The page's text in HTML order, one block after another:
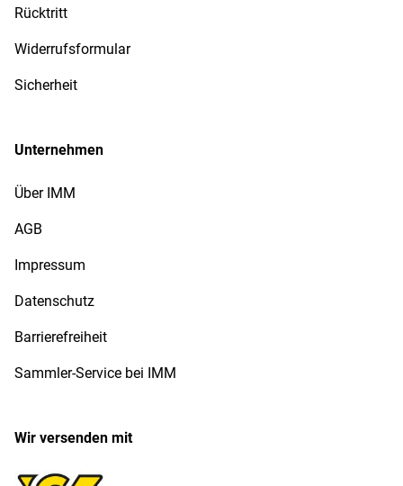
Rücktritt
Widerrufsformular
Sicherheit
Unternehmen
Über IMM
AGB
Impressum
Datenschutz
Barrierefreiheit
Sammler-Service bei IMM
Wir versenden mit